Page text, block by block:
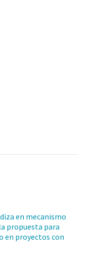
en mecanismo
propuesta para
en proyectos con